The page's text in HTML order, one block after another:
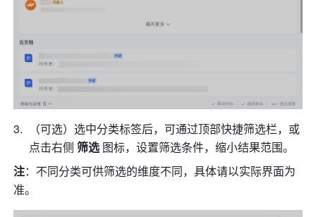
（可选）选中分类标签后，可通过顶部快捷筛选栏，或
点击右侧 筛选 图标，设置筛选条件，缩小结果范围。
注：不同分类可供筛选的维度不同，具体请以实际界面为
准。